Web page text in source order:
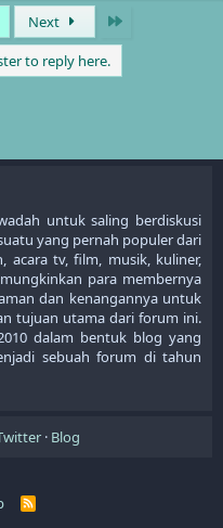
Next
to reply here.
untuk saling berdiskusi
yang pernah populer dari
acara tv, film, musik, kuliner,
para membernya
dan kenangannya untuk
tujuan utama dari forum ini.
dalam bentuk blog yang
sebuah forum di tahun
Blog
R